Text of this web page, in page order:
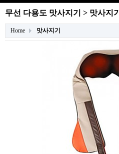
무선 다용도 맛사지기 > 맛사지기
Home 맛사지기